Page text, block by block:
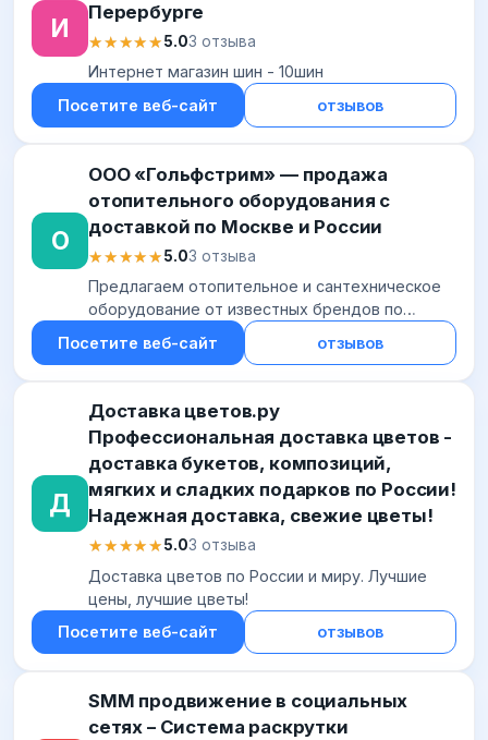
И
Перербурге
★★★★★
★★★★★5.03 отзыва
Интернет магазин шин - 10шин
Посетите веб-сайт
отзывов
О
ООО «Гольфстрим» — продажа
отопительного оборудования с
доставкой по Москве и России
★★★★★
★★★★★5.03 отзыва
Предлагаем отопительное и сантехническое
оборудование от известных брендов по
доступным ценам. После оформления заказа
мы доставим вам товары в кратчайшие сроки,
Посетите веб-сайт отзывов
Д
Доставка цветов.ру
Профессиональная доставка цветов -
доставка букетов, композиций,
мягких и сладких подарков по России!
Надежная доставка, свежие цветы!
★★★★★
★★★★★5.03 отзыва
Доставка цветов по России и миру. Лучшие
цены, лучшие цветы!
Посетите веб-сайт
отзывов
SMM продвижение в социальных
сетях – Система раскрутки